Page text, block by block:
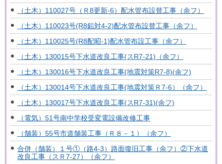
（土木）110027号（Ｒ8更新-6）配水管布設替工事（余フ）
（土木）110023号(R8鉛対4-2)配水管布設替工事（余フ）
（土木）110025号(R8配昭-1)配水管布設工事（余フ）
（土木）130015号下水道改良工事(スR7-21)（余フ）
（土木）130016号下水道改良工事(地震対策R7-8)(余フ)
（土木）130014号下水道改良工事(地震対策Ｒ7-6）（余フ）
（土木）130017号下水道改良工事(スR7-31)(余フ)
（電気）51号南中学校受変電設備改修工事
（舗装）55号市道舗装工事（Ｒ８－１）（余フ）
合併（舗装）１号①（路4-3）路面復旧工事（余フ）②下水道
改良工事（スＲ7-27）（余フ）